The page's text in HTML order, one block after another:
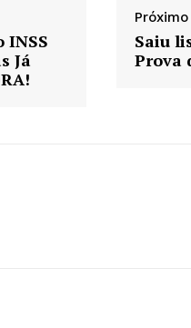
INSS
Já
Saiu
Prova